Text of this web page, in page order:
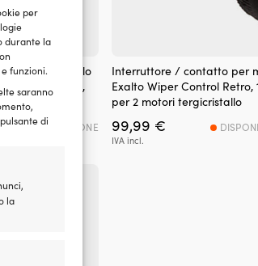
per
durante la
funzioni.
saranno
di
la
tergicristallo
24 V, 2 velocità,
SU ORDINAZIONE
Interruttore / contatto per
Exalto Wiper Control Retro,
per 2 motori tergicristallo
99,99 €
IVA incl.